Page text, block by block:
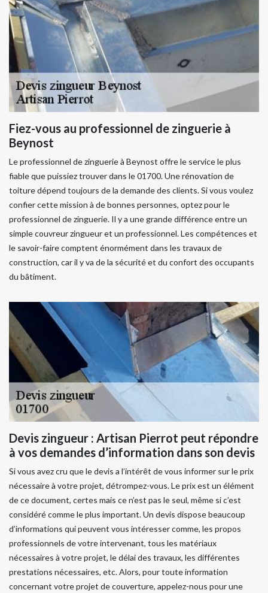
Fiez-vous au professionnel de zinguerie à
Beynost
Le professionnel de zinguerie à Beynost offre le service le plus
fiable que puissiez trouver dans le 01700. Une rénovation de
toiture dépend toujours de la demande des clients. Si vous voulez
confier cette mission à de bonnes personnes, optez pour le
professionnel de zinguerie. Il y a une grande différence entre un
simple couvreur zingueur et un professionnel. Les compétences et
le savoir-faire comptent énormément dans les travaux de
construction, car il y va de la sécurité et du confort des occupants
du bâtiment.
Devis zingueur : Artisan Pierrot peut répondre
à vos demandes d’information dans son devis
Si vous avez cru que le devis a l’intérêt de vous informer sur le prix
nécessaire à votre projet, détrompez-vous. Le prix est un élément
de ce document, certes mais ce n’est pas le seul, même si c’est
considéré comme le plus important. Un devis dispose beaucoup
d’informations qui peuvent vous intéresser comme, les propos
professionnels de votre intervenant, tous les matériaux
nécessaires à votre projet, le délai des travaux, les différentes
prestations nécessaires, etc. Alors, pour toute information
concernant votre projet de couverture, appelez-nous pour une